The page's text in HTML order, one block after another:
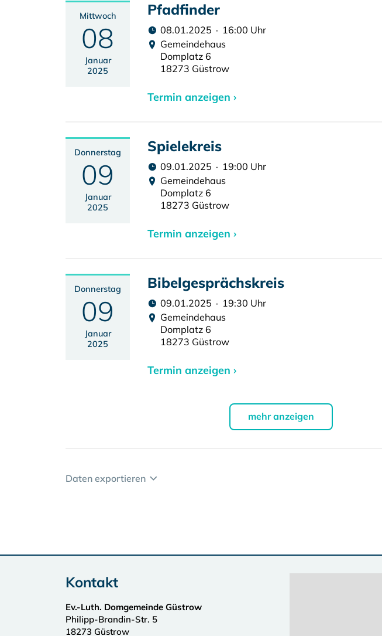
Mittwoch
08
Januar
2025
Pfadfinder
08.01.2025 · 16:00 Uhr
Gemeindehaus
Domplatz 6
18273 Güstrow
Termin anzeigen ›
Donnerstag
09
Januar
2025
Spielekreis
09.01.2025 · 19:00 Uhr
Gemeindehaus
Domplatz 6
18273 Güstrow
Termin anzeigen ›
Donnerstag
09
Januar
2025
Bibelgesprächskreis
09.01.2025 · 19:30 Uhr
Gemeindehaus
Domplatz 6
18273 Güstrow
Termin anzeigen ›
mehr anzeigen
Daten exportieren
Kontakt
Ev.-Luth. Domgemeinde Güstrow
Philipp-Brandin-Str. 5
18273 Güstrow